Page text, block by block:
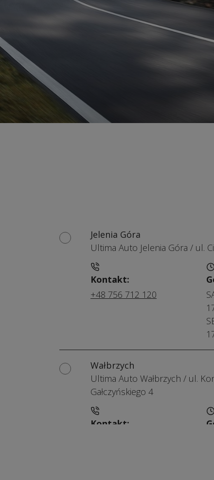
Jelenia Góra
Ultima Auto Jelenia Góra / ul.
Kontakt:
+48 756 712 120
Wałbrzych
Ultima Auto Wałbrzych / ul.
Gałczyńskiego 4
Kontakt: